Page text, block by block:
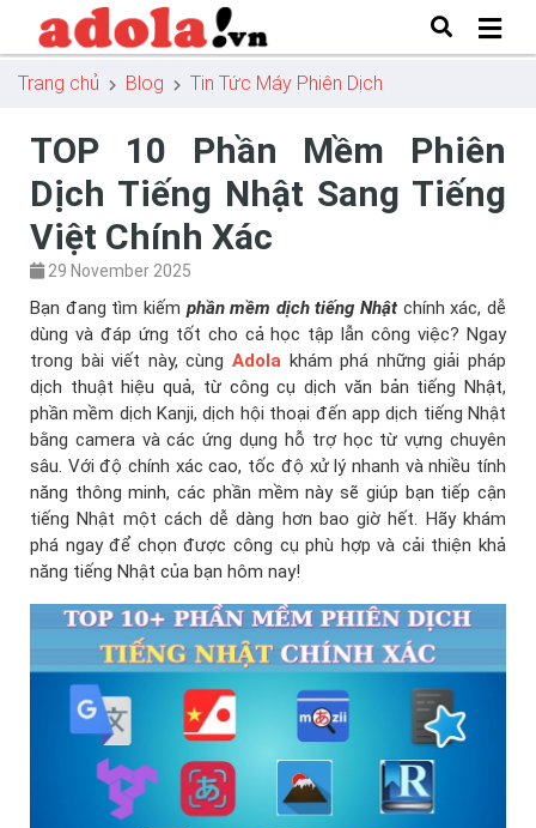
Trang chủ Blog Tin Tức Máy Phiên Dịch
TOP 10 Phần Mềm Phiên
Dịch Tiếng Nhật Sang Tiếng
Việt Chính Xác
29 November 2025
Bạn đang tìm kiếm phần mềm dịch tiếng Nhật chính xác, dễ
dùng và đáp ứng tốt cho cả học tập lẫn công việc? Ngay
trong bài viết này, cùng Adola khám phá những giải pháp
dịch thuật hiệu quả, từ công cụ dịch văn bản tiếng Nhật,
phần mềm dịch Kanji, dịch hội thoại đến app dịch tiếng Nhật
bằng camera và các ứng dụng hỗ trợ học từ vựng chuyên
sâu. Với độ chính xác cao, tốc độ xử lý nhanh và nhiều tính
năng thông minh, các phần mềm này sẽ giúp bạn tiếp cận
tiếng Nhật một cách dễ dàng hơn bao giờ hết. Hãy khám
phá ngay để chọn được công cụ phù hợp và cải thiện khả
năng tiếng Nhật của bạn hôm nay!